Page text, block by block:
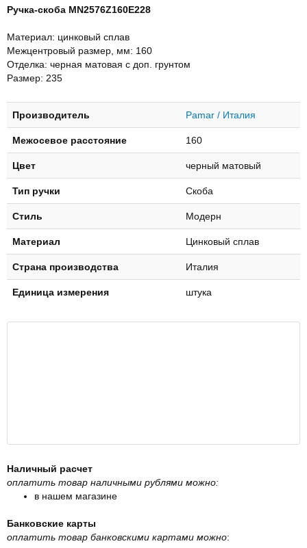
Ручка-скоба MN2576Z160E228
Материал: цинковый сплав
Межцентровый размер, мм: 160
Отделка: черная матовая с доп. грунтом
Размер: 235
Производитель Pamar / Италия
Межосевое расстояние 160
Цвет черный матовый
Тип ручки Скоба
Стиль Модерн
Материал Цинковый сплав
Страна производства Италия
Единица измерения штука
Наличный расчет
оплатить товар наличными рублями можно:
в нашем магазине
Банковские карты
оплатить товар банковскими картами можно: